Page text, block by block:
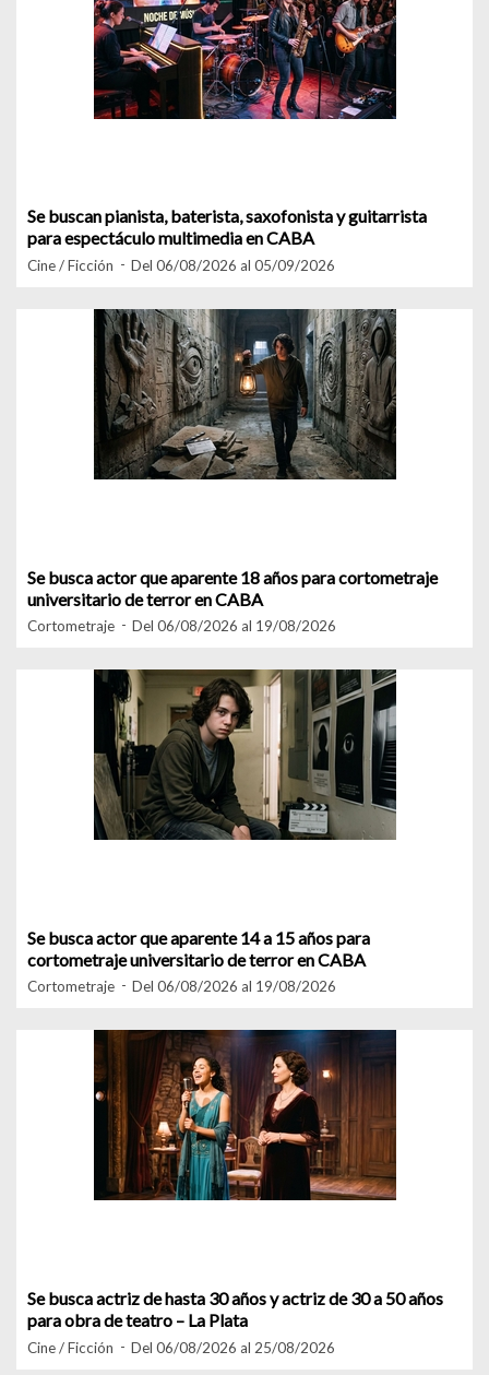
Se buscan pianista, baterista, saxofonista y guitarrista
para espectáculo multimedia en CABA
Cine / Ficción Del 06/08/2026 al 05/09/2026
Se busca actor que aparente 18 años para cortometraje
universitario de terror en CABA
Cortometraje Del 06/08/2026 al 19/08/2026
Se busca actor que aparente 14 a 15 años para
cortometraje universitario de terror en CABA
Cortometraje Del 06/08/2026 al 19/08/2026
Se busca actriz de hasta 30 años y actriz de 30 a 50 años
para obra de teatro – La Plata
Cine / Ficción Del 06/08/2026 al 25/08/2026